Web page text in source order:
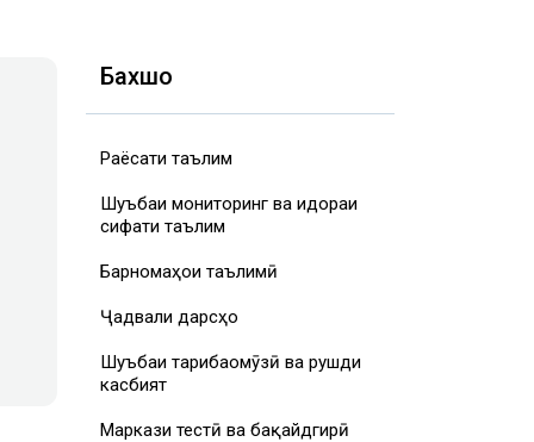
Бахшҳо
Раёсати таълим
Шуъбаи мониторинг ва идораи
сифати таълим
Барномаҳои таълимӣ
Ҷадвали дарсҳо
Шуъбаи таҷрибаомӯзӣ ва рушди
касбият
Маркази тестӣ ва бақайдгирӣ